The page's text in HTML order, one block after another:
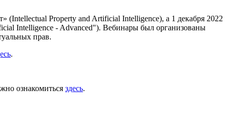
(Intellectual Property and Artificial Intelligence), а 1 декабря 2022
Intelligence - Advanced"). Вебинары был организованы
прав.
.
ознакомиться здесь.